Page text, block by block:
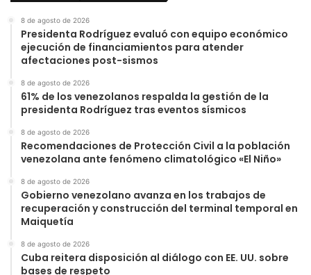
8 de agosto de 2026
Presidenta Rodríguez evaluó con equipo económico
ejecución de financiamientos para atender
afectaciones post-sismos
8 de agosto de 2026
61% de los venezolanos respalda la gestión de la
presidenta Rodríguez tras eventos sísmicos
8 de agosto de 2026
Recomendaciones de Protección Civil a la población
venezolana ante fenómeno climatológico «El Niño»
8 de agosto de 2026
Gobierno venezolano avanza en los trabajos de
recuperación y construcción del terminal temporal en
Maiquetía
8 de agosto de 2026
Cuba reitera disposición al diálogo con EE. UU. sobre
bases de respeto